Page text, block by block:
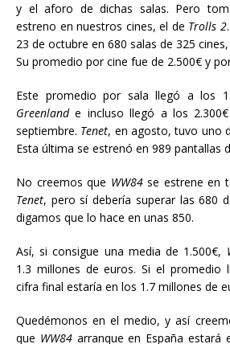
y el aforo de dichas salas. Pero
estreno en nuestros cines, el de Trolls 2
23 de octubre en 680 salas de 325
Su promedio por cine fue de 2.500€ y
Este promedio por sala llegó a los
Greenlande incluso llegó a los
septiembre. Tenet, en agosto, tuvo uno
Esta última se estrenó en 989 pantallas
No creemos que WW84se estrene en
Tenet, pero sí debería superar las 680
digamos que lo hace en unas 850.
Así, si consigue una media de 1.500€,
1.3 millones de euros. Si el promedio
cifra final estaría en los 1.7 millones de
Quedémonos en el medio, y así
que WW84arranque en España estará